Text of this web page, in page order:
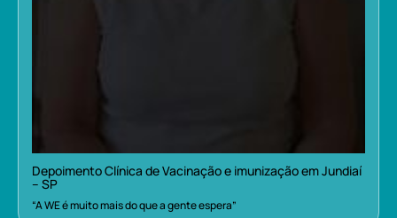
Depoimento Clínica de Vacinação e imunização em Jundiaí
– SP
“A WE é muito mais do que a gente espera”